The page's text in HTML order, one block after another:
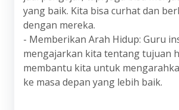
yang baik. Kita bisa curhat dan
dengan mereka.
- Memberikan Arah Hidup: Guru
mengajarkan kita tentang tujuan
membantu kita untuk
ke masa depan yang lebih baik.